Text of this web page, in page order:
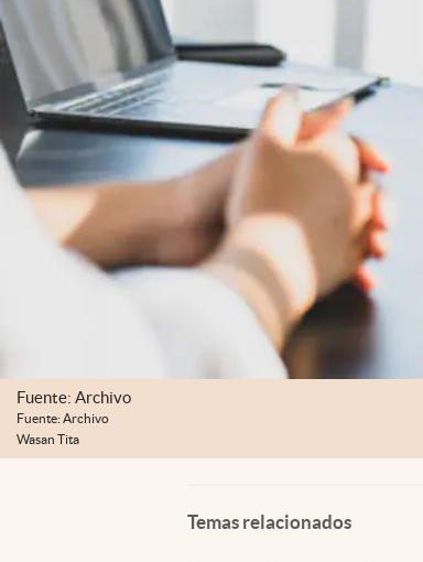
Fuente: Archivo
Fuente: Archivo
Wasan Tita
Temas relacionados